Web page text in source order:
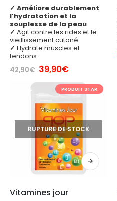
✓ Améliore durablement
l’hydratation et la
souplesse de la peau
✓ Agit contre les rides et le
vieillissement cutané
✓ Hydrate muscles et
tendons
42,90€ Le
prix
initial
était :
42,90€.
39,90€Le
actuel
est :
39,90€.
PRODUIT STAR
RUPTURE DE STOCK
Vitamines jour